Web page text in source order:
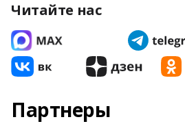
Читайте нас
Партнеры